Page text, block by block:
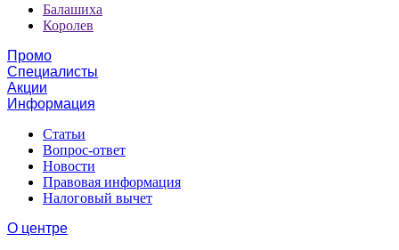
Балашиха
Королев
Промо
Специалисты
Акции
Информация
Статьи
Вопрос-ответ
Новости
Правовая информация
Налоговый вычет
О центре